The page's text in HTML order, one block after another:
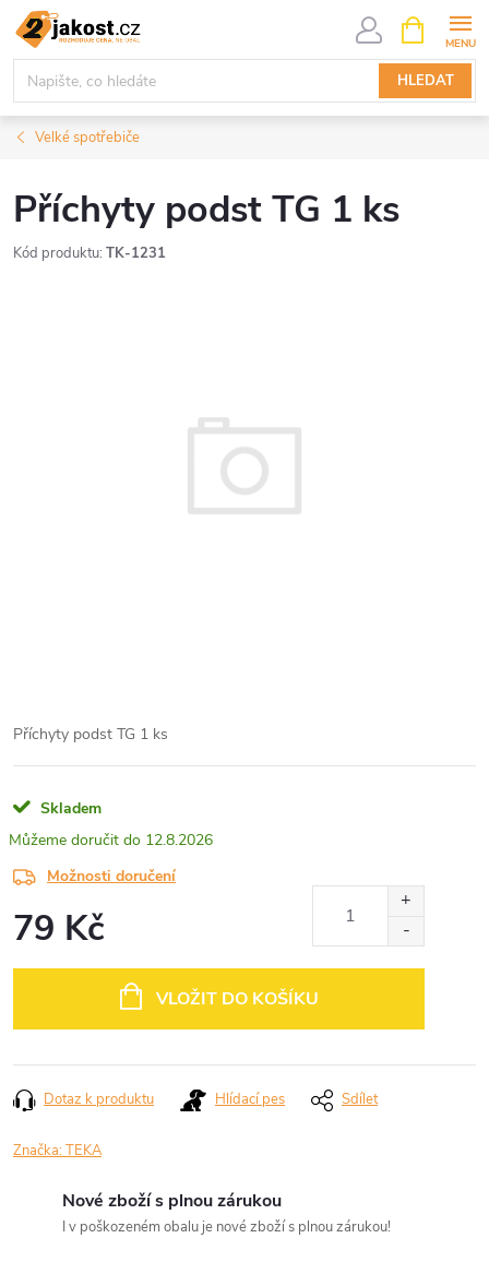
Přejít
obsah
HLEDAT
NÁKUPNÍ
KOŠÍK
Velké spotřebiče
Příchyty podst TG 1 ks
Kód produktu: TK-1231
Příchyty podst TG 1 ks
Skladem
12.8.2026
Možnosti doručení
79 Kč
VLOŽIT DO KOŠÍKU
Dotaz k produktu Hlídací pes Sdílet
Značka:TEKA
Nové zboží s plnou zárukou
I v poškozeném obalu je nové zboží s plnou zárukou!